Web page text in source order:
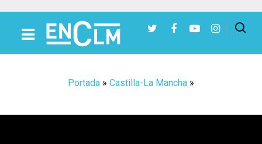
Portada » Castilla-La Mancha »